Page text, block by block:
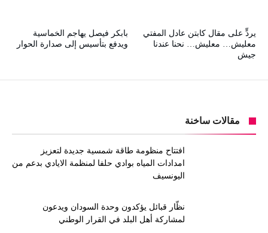
بابكر فيصل يهاجم الخماسية
ويدفع بتأسيس إلى صدارة الحوار
يردٍّ على مقال كابتن عادل المفتي
معليش… معليش… نحنا عندنا
جيش
مقالات ساخنة
افتتاح منظومة طاقة شمسية جديدة لتعزيز
امدادات المياه بوادي حلفا لمنظمة الايادي بدعم من
اليونسيف
نظّار قبائل يؤكدون وحدة السودان ويدعون
لمشاركة أهل البلد في القرار الوطني